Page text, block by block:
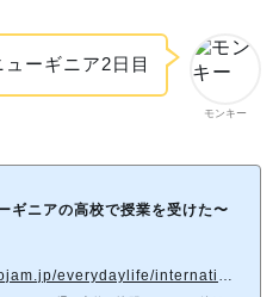
モンキー
ーギニア2日目
ギニアの高校で授業を受けた〜
https://cocojam.jp/everydaylife/international/papua/384